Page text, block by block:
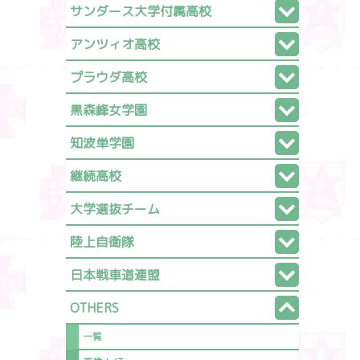
サンダース大学付属高校
アンツィオ高校
プラウダ高校
黒森峰女学園
知波単学園
継続高校
大学選抜チーム
陸上自衛隊
日本戦車道連盟
OTHERS
一覧